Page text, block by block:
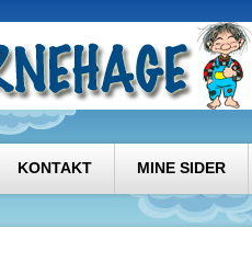
KONTAKT MINE SIDER